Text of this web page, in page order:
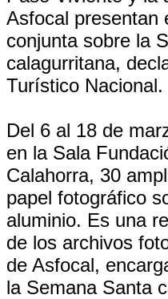
Asfocal presentan
conjunta sobre la
calagurritana,
Turístico Nacional.
Del 6 al 18 de
en la Sala
Calahorra, 30
papel fotográfico
aluminio. Es una
de los archivos
de Asfocal,
la Semana Santa